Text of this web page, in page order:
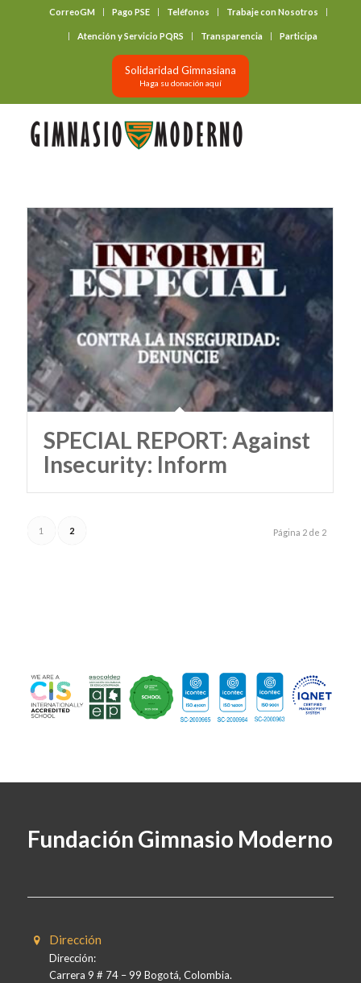
CorreoGM Pago PSE Teléfonos Trabaje con Nosotros
Atención y Servicio PQRS Transparencia Participa
Solidaridad Gimnasiana
Haga su donación aquí
SPECIAL REPORT: Against
Insecurity: Inform
Página 2 de 2
1 2
Fundación Gimnasio Moderno
Dirección
Dirección:
Carrera 9 # 74 – 99 Bogotá, Colombia.